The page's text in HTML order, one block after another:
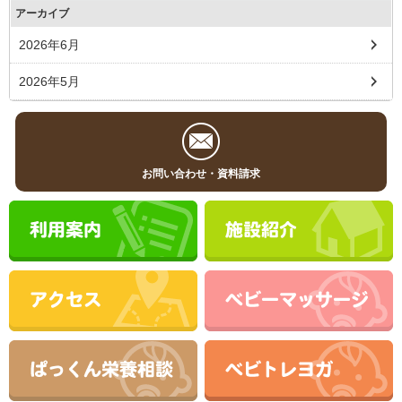
アーカイブ
2026年6月
2026年5月
お問い合わせ・資料請求